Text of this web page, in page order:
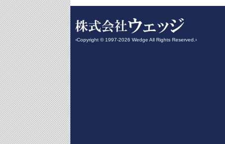
‹Copyright © 1997-2026 Wedge All Rights Reserved.›